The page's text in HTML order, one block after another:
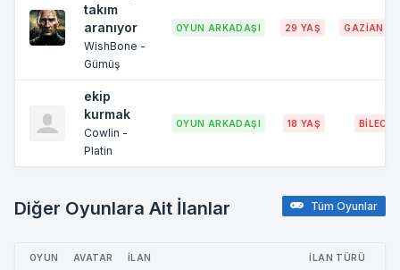
takım
aranıyor
WishBone -
Gümüş
OYUN ARKADAŞI 29 YAŞ
ekip
kurmak
Cowlin -
Platin
OYUN ARKADAŞI 18 YAŞ
Diğer Oyunlara Ait İlanlar Tüm Oyunlar
OYUN AVATAR İLAN İLAN TÜRÜ